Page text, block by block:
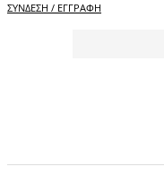
ΣΎΝΔΕΣΗ / ΕΓΓΡΑΦΉ